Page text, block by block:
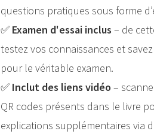
questions pratiques sous forme
✅ Examen d'essai inclus – de
testez vos connaissances et
pour le véritable examen.
✅ Inclut des liens vidéo –
QR codes présents dans le livre
explications supplémentaires via